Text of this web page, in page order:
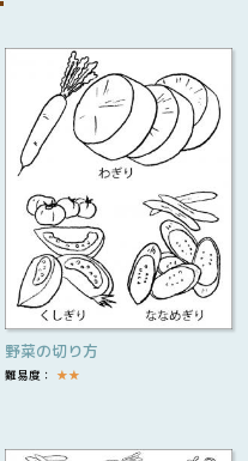
野菜の切り方
難易度： ★★